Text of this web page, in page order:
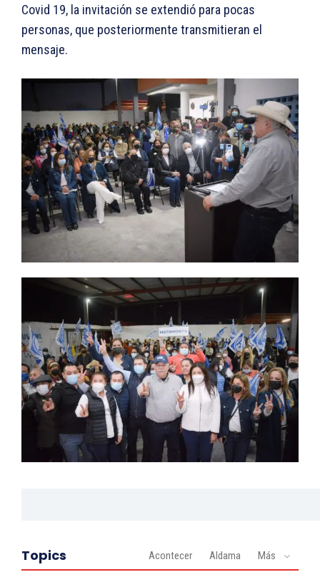
Covid 19, la invitación se extendió para pocas
personas, que posteriormente transmitieran el
mensaje.
Topics Acontecer Aldama Más